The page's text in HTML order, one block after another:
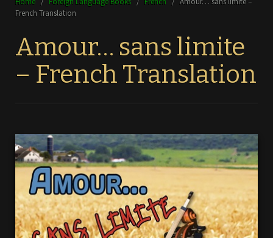
French Translation
Amour… sans limite
– French Translation